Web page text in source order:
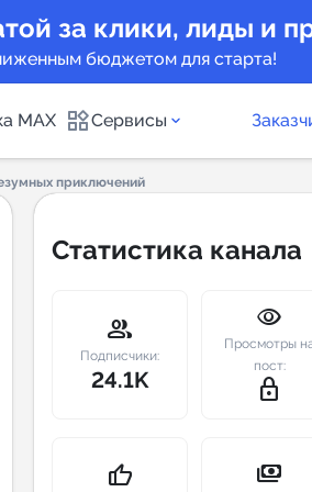
за клики, лиды и
бюджетом для старта!
MAX Сервисы
New
приключений
Статистика канала
group
Подписчики:
24.1K
visibility
Просмотры
пост:
lock_outline
thumb_up payments